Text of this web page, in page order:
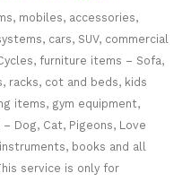
mobiles, accessories,
cars, SUV, commercial
furniture items – Sofa,
racks, cot and beds, kids
items, gym equipment,
Dog, Cat, Pigeons, Love
books and all
service is only for